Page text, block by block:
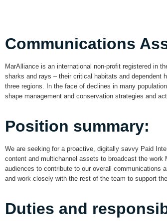
Communications
MarAlliance is an international non-profit registered in
sharks and rays – their critical habitats and dependent
three regions. In the face of declines in many
shape management and conservation strategies and
Position summary:
We are seeking for a proactive, digitally savvy Paid
content and multichannel assets to broadcast the work
audiences to contribute to our overall communications
and work closely with the rest of the team to support
Duties and